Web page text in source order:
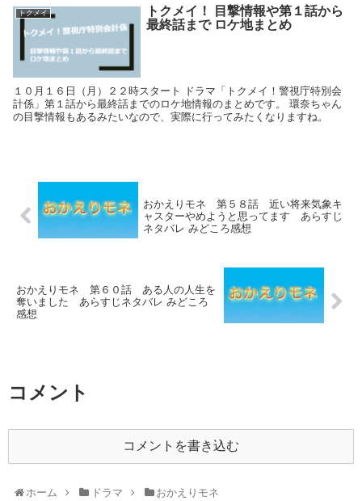
トクメイ
トクメイ！ 目撃情報や第１話から
最終話まで ロケ地まとめ
１０月１６日（月）２２時スタート ドラマ「トクメイ！警視庁特別会
計係」第１話から最終話までのロケ地情報のまとめです。 環奈ちゃん
の目撃情報もあるみたいなので、実際に行ってみたくなりますね。
おかえりモネ 第５８話 近い将来気象キ
ャスターやめようと思ってます あらすじ
ネタバレ みどころ感想
おかえりモネ 第６０話 ある人の人生を
奪いました あらすじネタバレ みどころ
感想
コメント
コメントを書き込む
ホーム ドラマ おかえりモネ